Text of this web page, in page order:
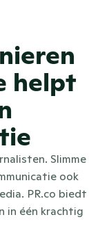
helpt
Slimme
ook
PR.co biedt
in één krachtig